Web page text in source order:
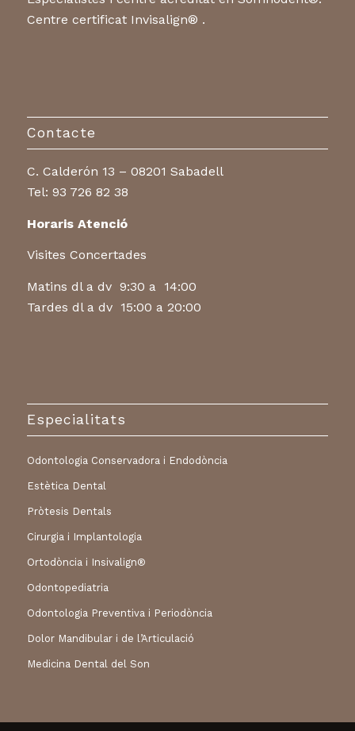
Atenció Privada.
Especialistes i centre acreditat en Somnodent®.
Contacte
C. Calderón 13 – 08201 Sabadell
Tel:93 726 82 38
Horaris Atenció
Visites Concertades
Matins dl a dv 9:30 a 14:00
Odontologia Conservadora i Endodòncia
Estètica Dental
Pròtesis Dentals
Cirurgia i Implantologia
Ortodòncia i Insivalign®
Odontopediatria
Odontologia Preventiva i Periodòncia
Dolor Mandibular i de l’Articulació